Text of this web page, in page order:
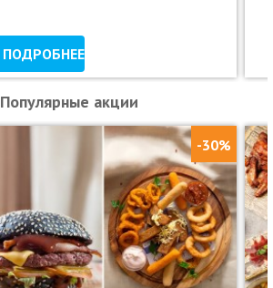
ПОДРОБНЕЕ
Популярные акции
-30%